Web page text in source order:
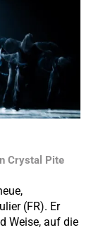
Crystal Pite
(FR). Er
Weise, auf die